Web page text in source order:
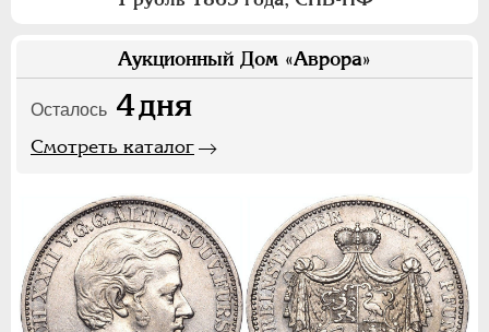
Аукционный Дом «Аврора»
Осталось 4дня
Смотреть каталог